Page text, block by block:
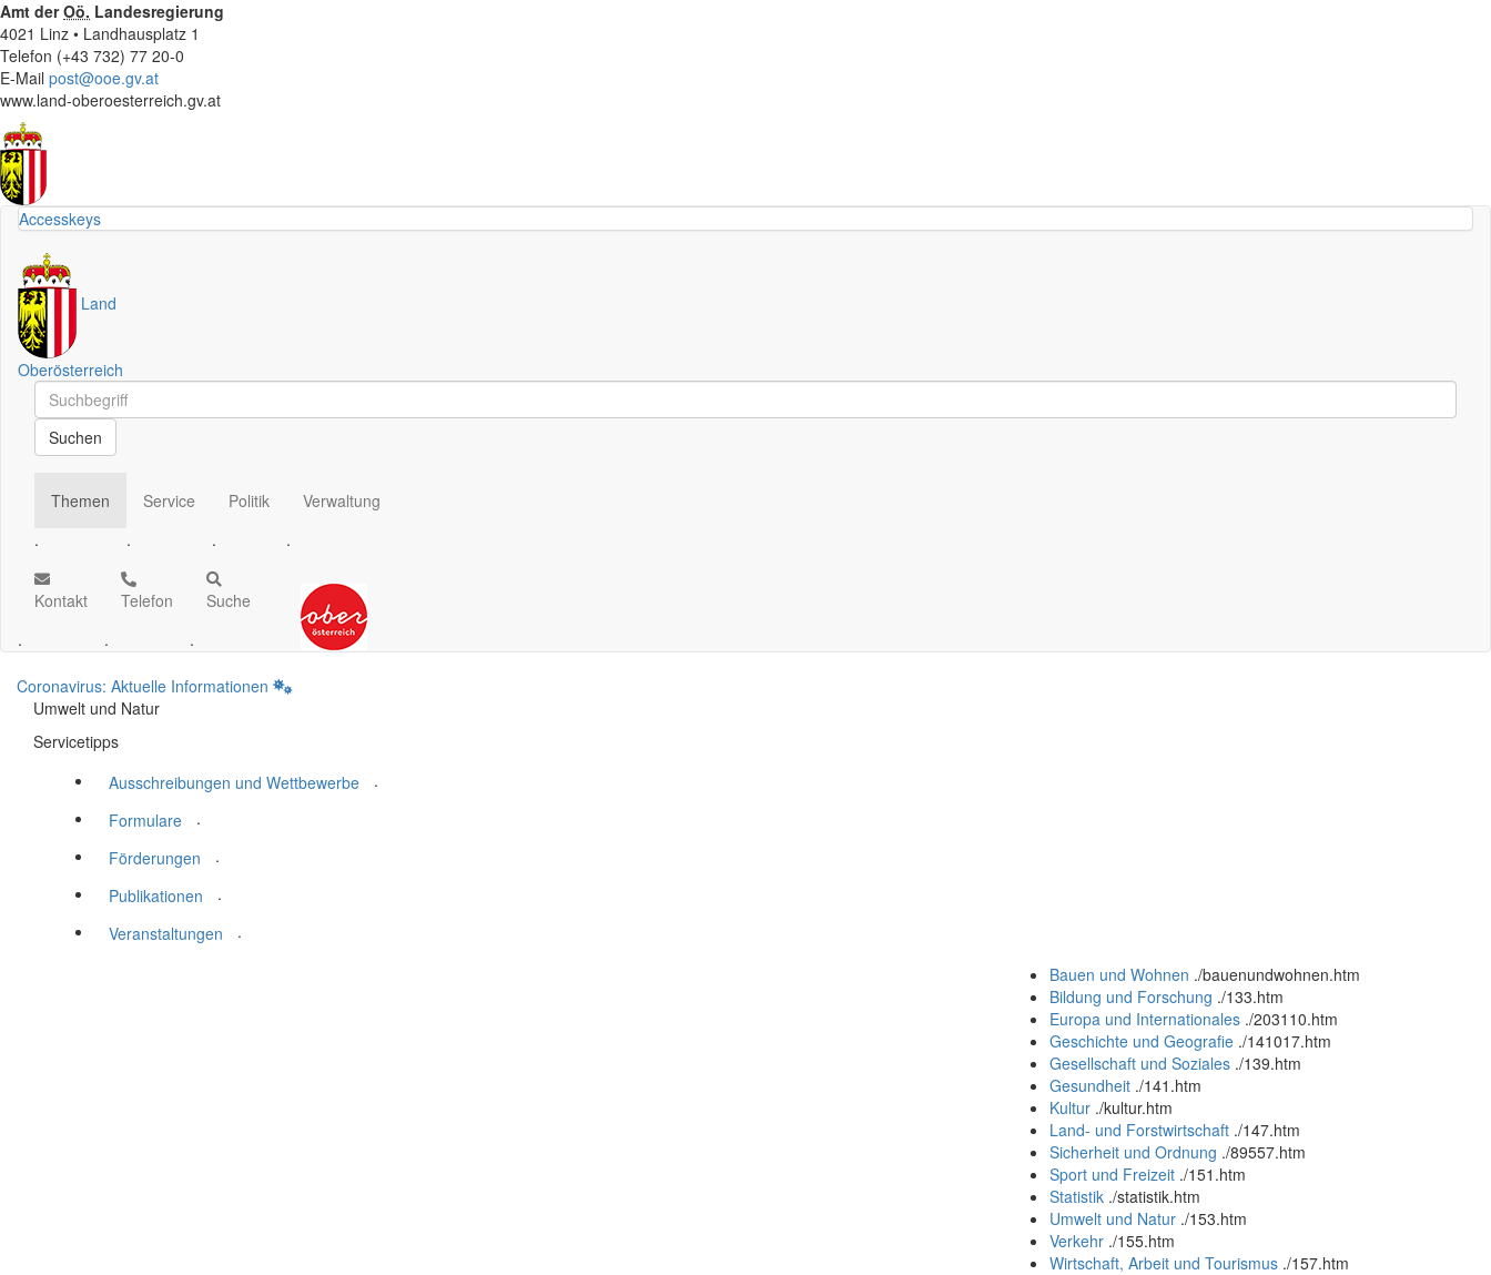
Amt derOö. Landesregierung
4021 Linz • Landhausplatz 1
Telefon (+43 732) 77 20-0
E-Mail post@ooe.gv.at
www.land-oberoesterreich.gv.at
Accesskeys
Land
Oberösterreich
Schnellsuche
Schnellsuche
Suchen
Themen
.
Service
.
Politik
.
Verwaltung
.
Kontakt
.
Telefon
.
Suche
.
Coronavirus: Aktuelle Informationen
Umwelt und Natur
Servicetipps
Ausschreibungen und Wettbewerbe
.
Formulare
.
Förderungen
.
Publikationen
.
Veranstaltungen
.
Bauen und Wohnen ./bauenundwohnen.htm
Bildung und Forschung ./133.htm
Europa und Internationales ./203110.htm
Geschichte und Geografie ./141017.htm
Gesellschaft und Soziales ./139.htm
Gesundheit ./141.htm
Kultur ./kultur.htm
Land- und Forstwirtschaft ./147.htm
Sicherheit und Ordnung ./89557.htm
Sport und Freizeit ./151.htm
Statistik ./statistik.htm
Umwelt und Natur ./153.htm
Verkehr ./155.htm
Wirtschaft, Arbeit und Tourismus ./157.htm